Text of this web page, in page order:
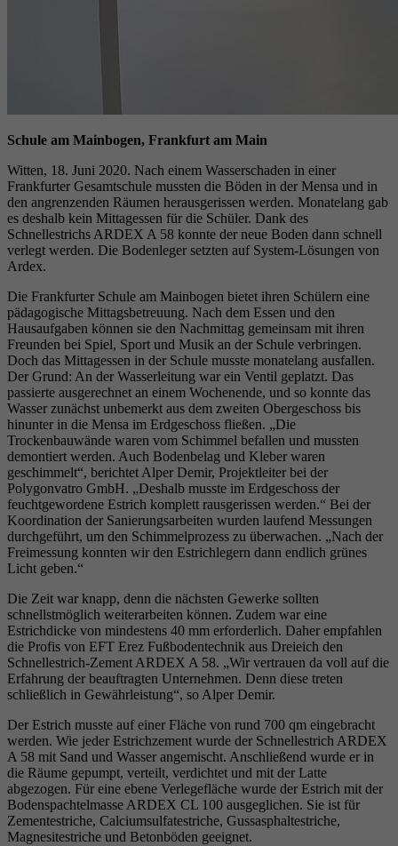
Schule am Mainbogen, Frankfurt am Main
Witten, 18. Juni 2020. Nach einem Wasserschaden in einer
Frankfurter Gesamtschule mussten die Böden in der Mensa und in
den angrenzenden Räumen herausgerissen werden. Monatelang gab
es deshalb kein Mittagessen für die Schüler. Dank des
Schnellestrichs ARDEX A 58 konnte der neue Boden dann schnell
verlegt werden. Die Bodenleger setzten auf System-Lösungen von
Ardex.
Die Frankfurter Schule am Mainbogen bietet ihren Schülern eine
pädagogische Mittagsbetreuung. Nach dem Essen und den
Hausaufgaben können sie den Nachmittag gemeinsam mit ihren
Freunden bei Spiel, Sport und Musik an der Schule verbringen.
Doch das Mittagessen in der Schule musste monatelang ausfallen.
Der Grund: An der Wasserleitung war ein Ventil geplatzt. Das
passierte ausgerechnet an einem Wochenende, und so konnte das
Wasser zunächst unbemerkt aus dem zweiten Obergeschoss bis
hinunter in die Mensa im Erdgeschoss fließen. „Die
Trockenbauwände waren vom Schimmel befallen und mussten
demontiert werden. Auch Bodenbelag und Kleber waren
geschimmelt“, berichtet Alper Demir, Projektleiter bei der
Polygonvatro GmbH. „Deshalb musste im Erdgeschoss der
feuchtgewordene Estrich komplett rausgerissen werden.“ Bei der
Koordination der Sanierungsarbeiten wurden laufend Messungen
durchgeführt, um den Schimmelprozess zu überwachen. „Nach der
Freimessung konnten wir den Estrichlegern dann endlich grünes
Licht geben.“
Die Zeit war knapp, denn die nächsten Gewerke sollten
schnellstmöglich weiterarbeiten können. Zudem war eine
Estrichdicke von mindestens 40 mm erforderlich. Daher empfahlen
die Profis von EFT Erez Fußbodentechnik aus Dreieich den
Schnellestrich-Zement ARDEX A 58. „Wir vertrauen da voll auf die
Erfahrung der beauftragten Unternehmen. Denn diese treten
schließlich in Gewährleistung“, so Alper Demir.
Der Estrich musste auf einer Fläche von rund 700 qm eingebracht
werden. Wie jeder Estrichzement wurde der Schnellestrich ARDEX
A 58 mit Sand und Wasser angemischt. Anschließend wurde er in
die Räume gepumpt, verteilt, verdichtet und mit der Latte
abgezogen. Für eine ebene Verlegefläche wurde der Estrich mit der
Bodenspachtelmasse ARDEX CL 100 ausgeglichen. Sie ist für
Zementestriche, Calciumsulfatestriche, Gussasphaltestriche,
Magnesitestriche und Betonböden geeignet.